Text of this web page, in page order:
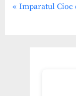
Post
P
Imparatul Cioc